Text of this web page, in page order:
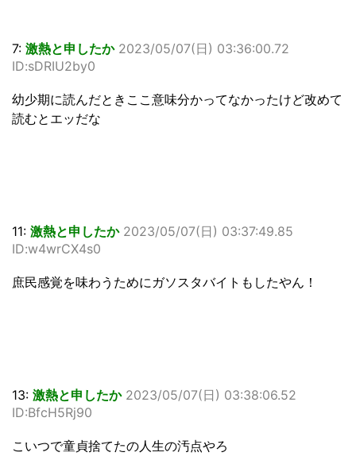
7: 激熱と申したか 2023/05/07(日) 03:36:00.72
ID:sDRIU2by0
幼少期に読んだときここ意味分かってなかったけど改めて
読むとエッだな
11: 激熱と申したか 2023/05/07(日) 03:37:49.85
ID:w4wrCX4s0
庶民感覚を味わうためにガソスタバイトもしたやん！
13: 激熱と申したか 2023/05/07(日) 03:38:06.52
ID:BfcH5Rj90
こいつで童貞捨てたの人生の汚点やろ